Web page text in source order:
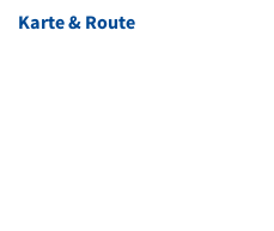
Karte & Route